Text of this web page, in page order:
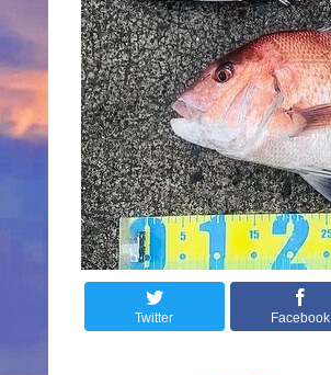
Twitter Facebook